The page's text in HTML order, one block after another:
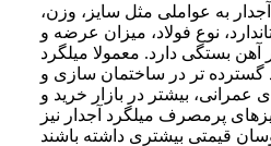
به عواملی مثل سایز، وزن،
نوع فولاد، میزان عرضه و
آهن بستگی دارد. معمولا میلگرد
گسترده تر در ساختمان سازی و
عمرانی، بیشتر در بازار خرید و
پرمصرف میلگرد آجدار نیز